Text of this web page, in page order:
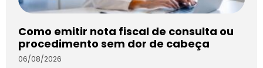
Como emitir nota fiscal de consulta ou
procedimento sem dor de cabeça
06/08/2026